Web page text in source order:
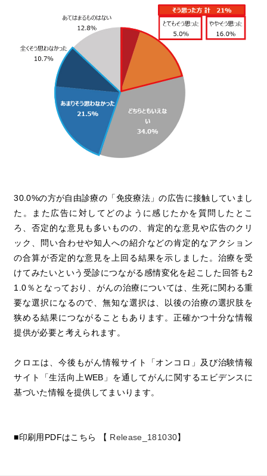
30.0%の方が自由診療の「免疫療法」の広告に接触していまし
た。また広告に対してどのように感じたかを質問したとこ
ろ、否定的な意見も多いものの、肯定的な意見や広告のクリ
ック、問い合わせや知人への紹介などの肯定的なアクション
の合算が否定的な意見を上回る結果を示しました。治療を受
けてみたいという受診につながる感情変化を起こした回答も2
1.0％となっており、がんの治療については、生死に関わる重
要な選択になるので、無知な選択は、以後の治療の選択肢を
狭める結果につながることもあります。正確かつ十分な情報
提供が必要と考えられます。
クロエは、今後もがん情報サイト「オンコロ」及び治験情報
サイト「生活向上WEB」を通してがんに関するエビデンスに
基づいた情報を提供してまいります。
■印刷用PDFはこちら 【 Release_181030】